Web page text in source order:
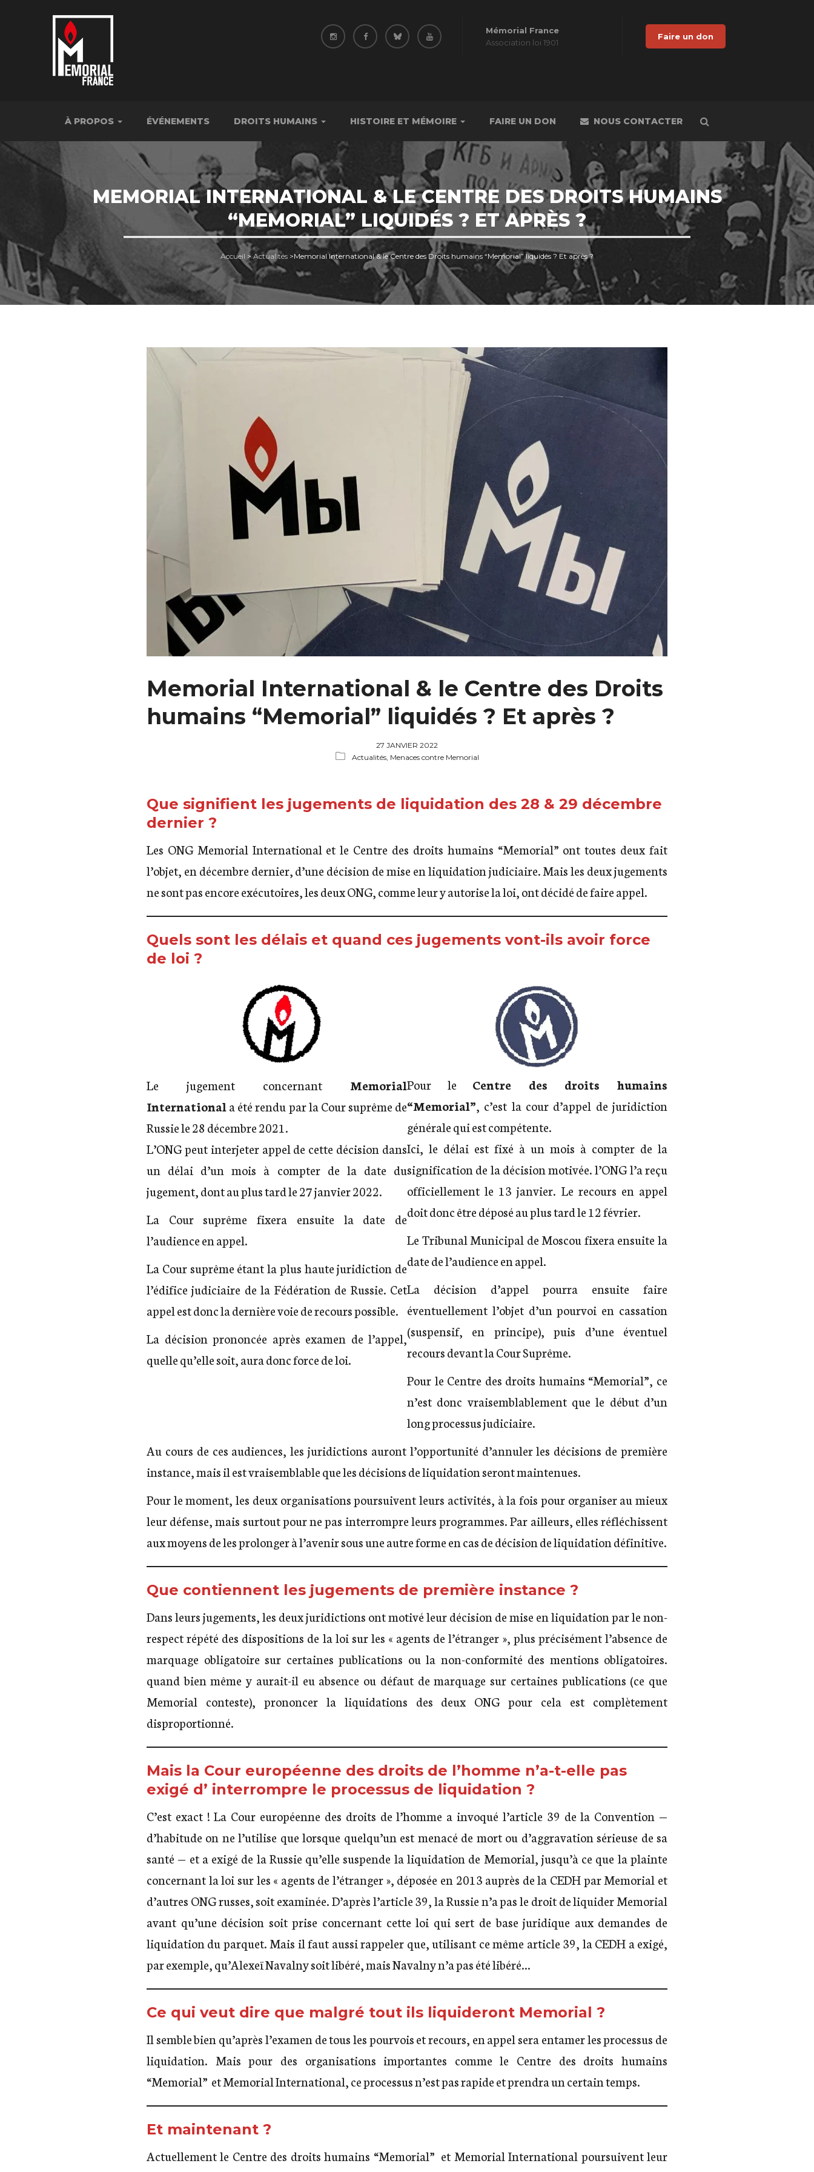
Mémorial France
Association loi 1901
Faire un don
À PROPOS ÉVÉNEMENTS DROITS HUMAINS HISTOIRE ET MÉMOIRE FAIRE UN DON NOUS CONTACTER
MEMORIAL INTERNATIONAL & LE CENTRE DES DROITS HUMAINS
“MEMORIAL” LIQUIDÉS ? ET APRÈS ?
Accueil > Actualités >Memorial International & le Centre des Droits humains “Memorial” liquidés ? Et après ?
Memorial International & le Centre des Droits
humains “Memorial” liquidés ? Et après ?
27 JANVIER 2022
Actualités, Menaces contre Memorial
Que signifient les jugements de liquidation des 28 & 29 décembre
dernier ?
Les ONG Memorial International et le Centre des droits humains “Memorial” ont toutes deux fait
l’objet, en décembre dernier, d’une décision de mise en liquidation judiciaire. Mais les deux jugements
ne sont pas encore exécutoires, les deux ONG, comme leur y autorise la loi, ont décidé de faire appel.
Quels sont les délais et quand ces jugements vont-ils avoir force
de loi ?
Le jugement concernant Memorial
International a été rendu par la Cour suprême de
Russie le 28 décembre 2021.
L’ONG peut interjeter appel de cette décision dans
un délai d’un mois à compter de la date du
jugement, dont au plus tard le 27 janvier 2022.
La Cour suprême fixera ensuite la date de
l’audience en appel.
La Cour suprême étant la plus haute juridiction de
l’édifice judiciaire de la Fédération de Russie. Cet
appel est donc la dernière voie de recours possible.
La décision prononcée après examen de l’appel,
quelle qu’elle soit, aura donc force de loi.
Pour le Centre des droits humains
“Memorial” , c’est la cour d’appel de juridiction
générale qui est compétente.
Ici, le délai est fixé à un mois à compter de la
signification de la décision motivée. l’ONG l’a reçu
officiellement le 13 janvier. Le recours en appel
doit donc être déposé au plus tard le 12 février.
Le Tribunal Municipal de Moscou fixera ensuite la
date de l’audience en appel.
La décision d’appel pourra ensuite faire
éventuellement l’objet d’un pourvoi en cassation
(suspensif, en principe), puis d’une éventuel
recours devant la Cour Suprême.
Pour le Centre des droits humains “Memorial”, ce
n’est donc vraisemblablement que le début d’un
long processus judiciaire.
Au cours de ces audiences, les juridictions auront l’opportunité d’annuler les décisions de première
instance, mais il est vraisemblable que les décisions de liquidation seront maintenues.
Pour le moment, les deux organisations poursuivent leurs activités, à la fois pour organiser au mieux
leur défense, mais surtout pour ne pas interrompre leurs programmes. Par ailleurs, elles réfléchissent
aux moyens de les prolonger à l’avenir sous une autre forme en cas de décision de liquidation définitive.
Que contiennent les jugements de première instance ?
Dans leurs jugements, les deux juridictions ont motivé leur décision de mise en liquidation par le non-
respect répété des dispositions de la loi sur les « agents de l’étranger », plus précisément l’absence de
marquage obligatoire sur certaines publications ou la non-conformité des mentions obligatoires.
quand bien même y aurait-il eu absence ou défaut de marquage sur certaines publications (ce que
Memorial conteste), prononcer la liquidations des deux ONG pour cela est complètement
disproportionné.
Mais la Cour européenne des droits de l’homme n’a-t-elle pas
exigé d’ interrompre le processus de liquidation ?
C’est exact ! La Cour européenne des droits de l’homme a invoqué l’article 39 de la Convention —
d’habitude on ne l’utilise que lorsque quelqu’un est menacé de mort ou d’aggravation sérieuse de sa
santé — et a exigé de la Russie qu’elle suspende la liquidation de Memorial, jusqu’à ce que la plainte
concernant la loi sur les « agents de l’étranger », déposée en 2013 auprès de la CEDH par Memorial et
d’autres ONG russes, soit examinée. D’après l’article 39, la Russie n’a pas le droit de liquider Memorial
avant qu’une décision soit prise concernant cette loi qui sert de base juridique aux demandes de
liquidation du parquet. Mais il faut aussi rappeler que, utilisant ce même article 39, la CEDH a exigé,
par exemple, qu’Alexeï Navalny soit libéré, mais Navalny n’a pas été libéré…
Ce qui veut dire que malgré tout ils liquideront Memorial ?
Il semble bien qu’après l’examen de tous les pourvois et recours, en appel sera entamer les processus de
liquidation. Mais pour des organisations importantes comme le Centre des droits humains
“Memorial” et Memorial International, ce processus n’est pas rapide et prendra un certain temps.
Et maintenant ?
Actuellement le Centre des droits humains “Memorial” et Memorial International poursuivent leur